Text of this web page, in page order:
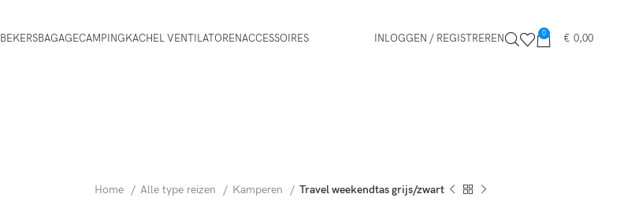
BAGAGECAMPINGKACHEL VENTILATORENACCESSOIRES INLOGGEN / REGISTREREN 0 € 0,00
Home Alle type reizen Kamperen Travel weekendtas grijs/zwart